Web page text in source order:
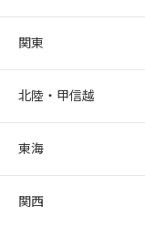
関東
北陸・甲信越
東海
関西